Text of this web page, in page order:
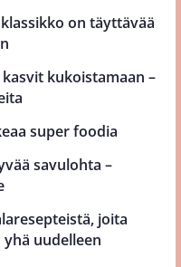
on täyttävää
kukoistamaan –
super foodia
savulohta –
joita
uudelleen